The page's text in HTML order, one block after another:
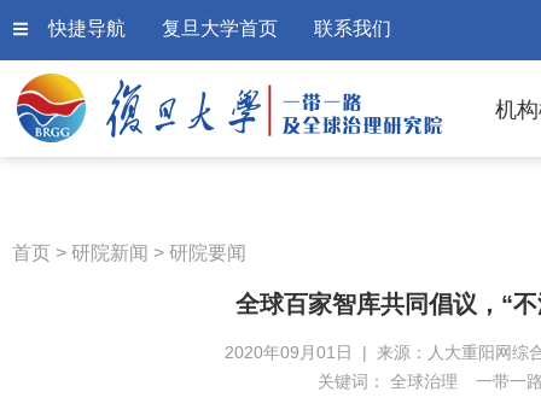
快捷导航 复旦大学首页 联系我们
机
首页 > 研院新闻 > 研院要闻
全球百家智库共同倡议，“
2020年09月01日 | 来源：人大重阳网综
关键词： 全球治理 一带一